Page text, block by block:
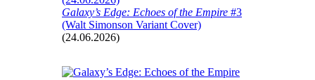
Galaxy’s Edge: Echoes of the Empire #3
(Walt Simonson Variant Cover)
(24.06.2026)